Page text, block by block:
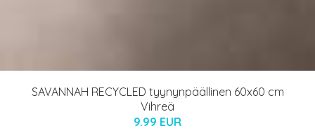
SAVANNAH RECYCLED tyynynpäällinen 60x60 cm
Vihreä
9.99 EUR